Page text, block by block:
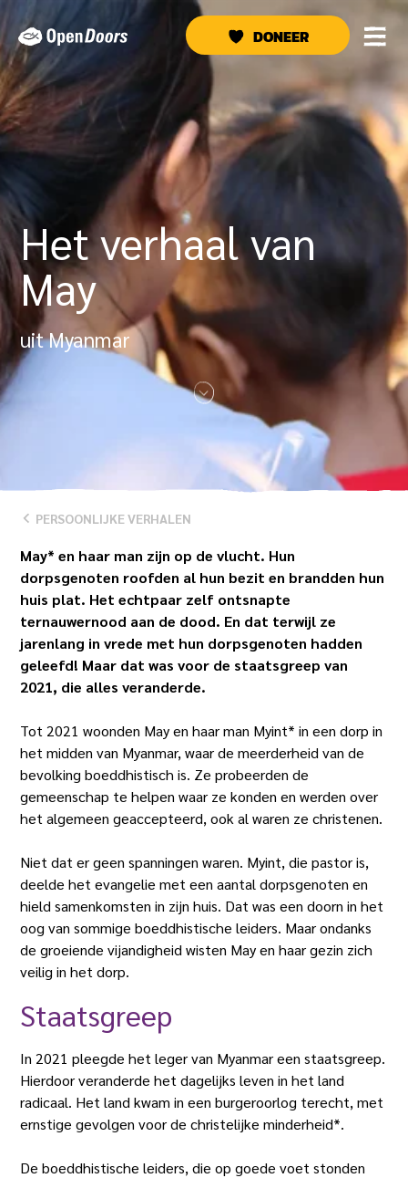
naar
de
inhoud
DONEER
Het verhaal van
May
uit Myanmar
SCROLL
BENEDEN
PERSOONLIJKE VERHALEN
May* en haar man zijn op de vlucht. Hun
dorpsgenoten roofden al hun bezit en brandden hun
huis plat. Het echtpaar zelf ontsnapte
ternauwernood aan de dood. En dat terwijl ze
jarenlang in vrede met hun dorpsgenoten hadden
geleefd! Maar dat was voor de staatsgreep van
2021, die alles veranderde.
Tot 2021 woonden May en haar man Myint* in een dorp in
het midden van Myanmar, waar de meerderheid van de
bevolking boeddhistisch is. Ze probeerden de
gemeenschap te helpen waar ze konden en werden over
het algemeen geaccepteerd, ook al waren ze christenen.
Niet dat er geen spanningen waren. Myint, die pastor is,
deelde het evangelie met een aantal dorpsgenoten en
hield samenkomsten in zijn huis. Dat was een doorn in het
oog van sommige boeddhistische leiders. Maar ondanks
de groeiende vijandigheid wisten May en haar gezin zich
veilig in het dorp.
Staatsgreep
In 2021 pleegde het leger van Myanmar een staatsgreep.
Hierdoor veranderde het dagelijks leven in het land
radicaal. Het land kwam in een burgeroorlog terecht, met
ernstige gevolgen voor de christelijke minderheid*.
De boeddhistische leiders, die op goede voet stonden